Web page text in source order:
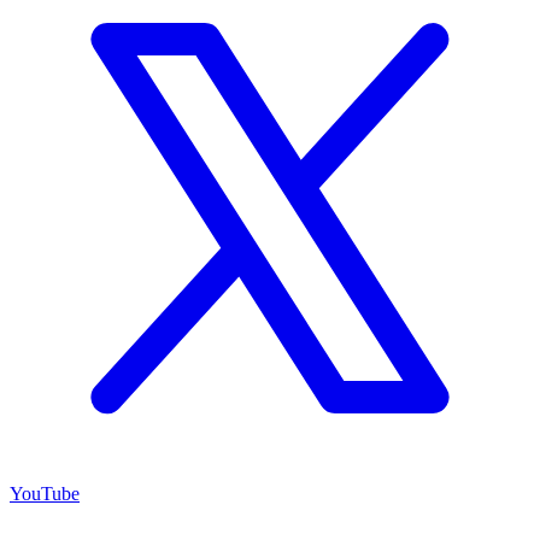
YouTube